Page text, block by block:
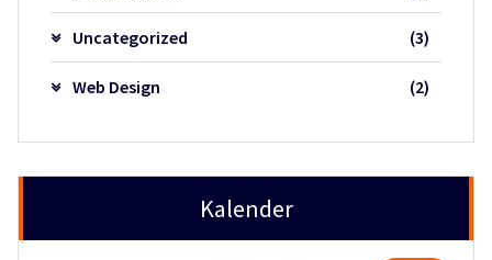
Uncategorized (3)
Web Design (2)
Kalender